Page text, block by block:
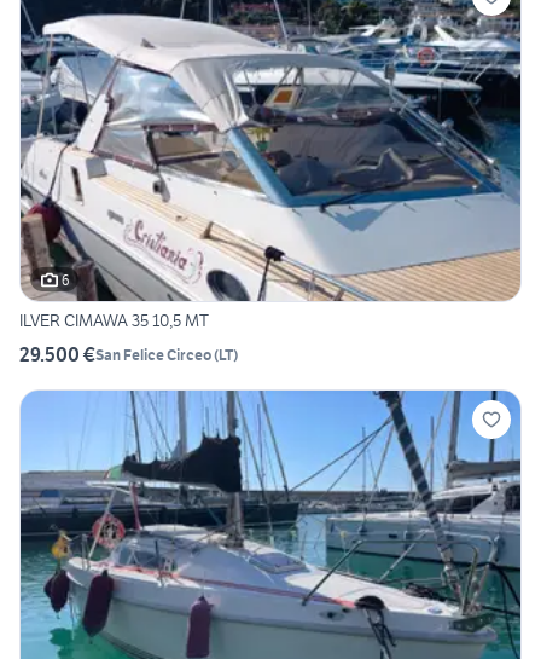
6
ILVER CIMAWA 35 10,5 MT
29.500 €San Felice Circeo(LT)